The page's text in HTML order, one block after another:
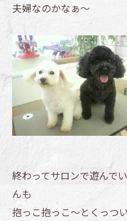
夫婦なのかなぁ～
終わってサロンで遊んで
んも
抱っこ抱っこ～とくっつ